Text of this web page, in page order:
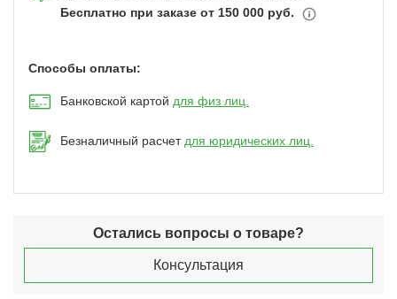
Бесплатно при заказе от 150 000 руб.
Способы оплаты:
Банковской картой для физ лиц.
Безналичный расчетдля юридических лиц.
Остались вопросы о товаре?
Консультация